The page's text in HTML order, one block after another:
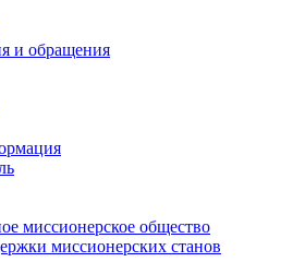
и обращения
миссионерское общество
миссионерских станов